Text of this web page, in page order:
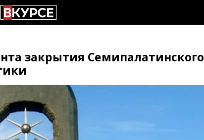
закрытия Семипалатинского